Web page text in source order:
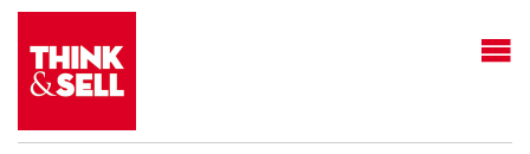
THINK&SELL